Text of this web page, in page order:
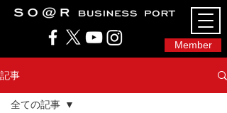
Member
SO@Rビジネスポート｜広島市のシェアオフィ
ス・コワーキングスペース
記事
全ての記事